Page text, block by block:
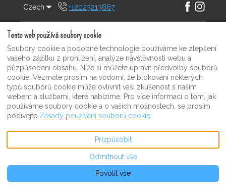
Czech
+12023213867
E-mail:
martinivarela@me.com
Powered by Lodgify
Tento web používá soubory cookie
Soubory cookie a podobné technologie používáme ke zlepšení
vašeho zážitku z prohlížení, analýze návštěvnosti webu a
přizpůsobení obsahu. Níže si můžete upravit předvolby souborů
cookie. Vezměte prosím na vědomí, že blokování některých
typů souborů cookie může ovlivnit vaši zkušenost s naším
webem a službami, které nabízíme. Pro více informací o tom, jak
používáme soubory cookie a o vašich možnostech, se prosím
podívejte Zásady používání souborů cookie
Přizpůsobit
Odmítnout vše
Povolit vše